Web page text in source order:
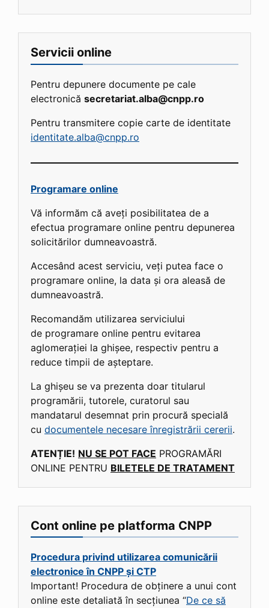
Servicii online
Pentru depunere documente pe cale
electronică secretariat.alba@cnpp.ro
Pentru transmitere copie carte de identitate
identitate.alba@cnpp.ro
Programare online
Vă informăm că aveți posibilitatea de a
efectua programare online pentru depunerea
solicitărilor dumneavoastră.
Accesând acest serviciu, veți putea face o
programare online, la data și ora aleasă de
dumneavoastră.
Recomandăm utilizarea serviciului
de programare online pentru evitarea
aglomerației la ghișee, respectiv pentru a
reduce timpii de așteptare.
La ghișeu se va prezenta doar titularul
programării, tutorele, curatorul sau
mandatarul desemnat prin procură specială
cu documentele necesare înregistrării cererii.
ATENȚIE! NU SE POT FACE PROGRAMĂRI
ONLINE PENTRU BILETELE DE TRATAMENT
Cont online pe platforma CNPP
Procedura privind utilizarea comunicării
electronice în CNPP și CTP
Important! Procedura de obținere a unui cont
online este detaliată în secțiunea “De ce să